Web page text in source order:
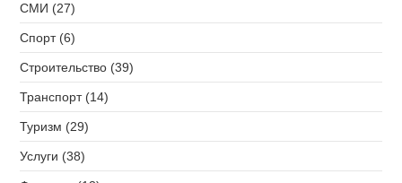
СМИ (27)
Спорт (6)
Строительство (39)
Транспорт (14)
Туризм (29)
Услуги (38)